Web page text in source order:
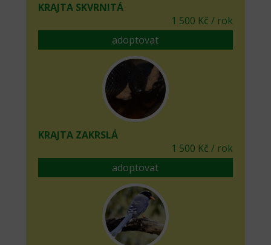
KRAJTA SKVRNITÁ
1 500 Kč / rok
adoptovat
KRAJTA ZAKRSLÁ
1 500 Kč / rok
adoptovat